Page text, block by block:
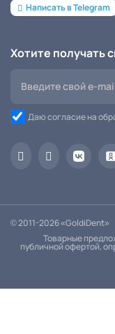
Написать в Telegram
Хотите получать
Даю согласие на
© 2011-2026 «GoldiDent»
Товарные
публичной офертой,